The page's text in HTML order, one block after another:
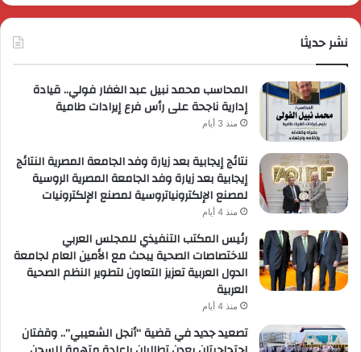
الزراعي
نشر حديثا
المحاسب محمد نبيل عبد الغفار فولي.. قيادة
إدارية ناجحة على رأس فرع إيرادات طامية
منذ 3 أيام
نتائج إيجابية بعد زيارة وفد الجامعة المصرية النتائج
إيجابية بعد زيارة وفد الجامعة المصرية الروسية
لمصنع الإلكترونياتروسية لمصنع الإلكترونيات
منذ 4 أيام
رئيس المكتب التنفيذي للمجلس العربي
للاختصاصات الصحية يبحث مع الأمين العام لجامعة
الدول العربية تعزيز التعاون لتطوير النظم الصحية
العربية
منذ 4 أيام
تصعيد جديد في قضية “أنجل الشعيبي”.. وقفتان